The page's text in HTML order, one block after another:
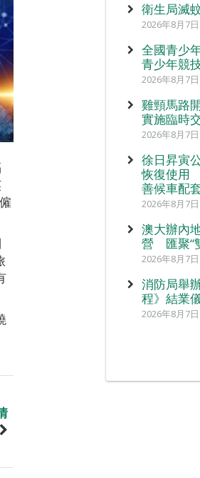
衛生局滅
2026年8月7
全國青少
青少年競
2026年8月7
雞頸馬路
實施臨時
2026年8月7
徐日昇寅
恢復使用
善候車配
2026年8月7
澳大辦內
營 匯聚“
2026年8月7
消防局舉
程》結業
2026年8月7